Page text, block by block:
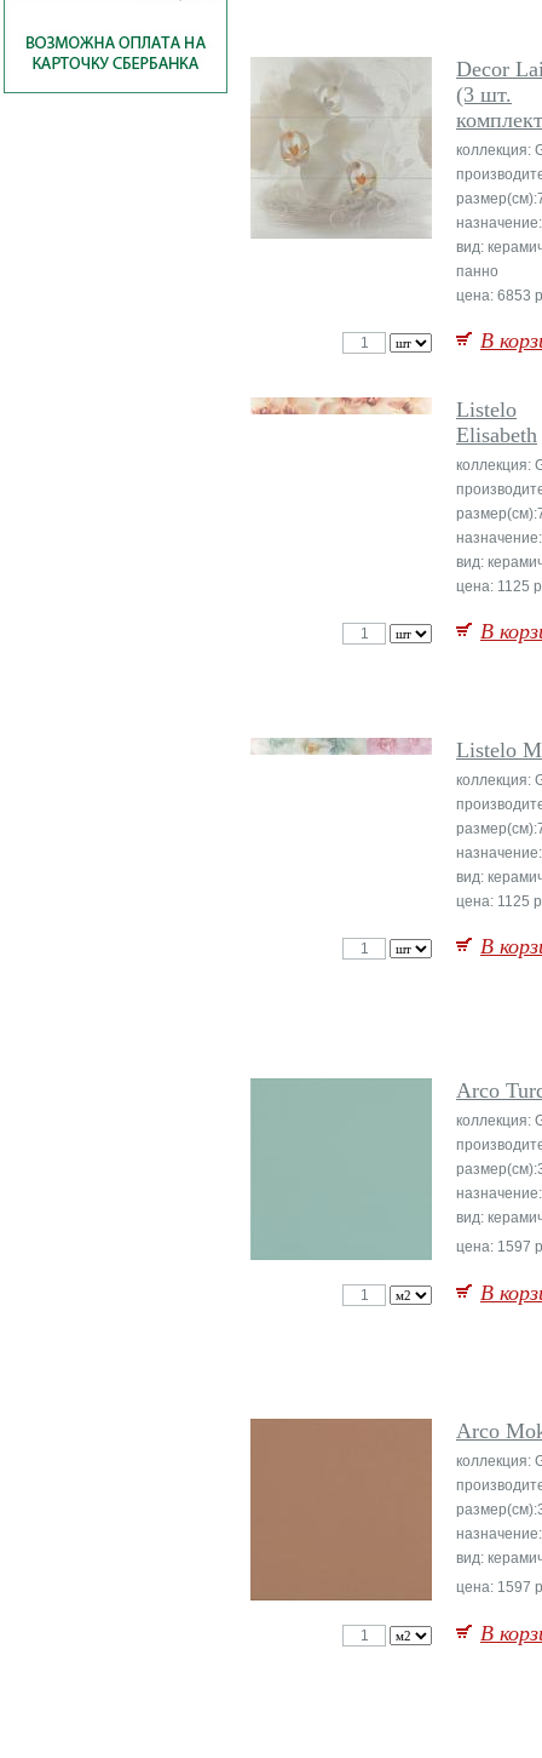
Decor
(3 шт.
коллекция:
вид:
панно
цена: 6853
В
Listelo
Elisabeth
коллекция:
вид:
цена: 1125
В
Listelo
коллекция:
вид:
цена: 1125
В
Arco
коллекция:
вид:
цена: 1597
В
Arco
коллекция:
вид:
цена: 1597
В